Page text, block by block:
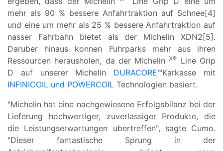
mehr als 90 % bessere Anfahrtraktion auf Schnee[4]
und eine um mehr als 25 % bessere Anfahrtraktion auf
nasser Fahrbahn bietet als der Michelin XDN2[5].
Daruber hinaus konnen Fuhrparks mehr aus ihren
Ressourcen herausholen, da der MichelinX® Line Grip
D auf unserer Michelin DURACORE™Karkasse mit
INFINICOIL und POWERCOIL Technologien basiert.
"Michelin hat eine nachgewiesene Erfolgsbilanz bei der
Lieferung hochwertiger, zuverlassiger Produkte, die
die Leistungserwartungen ubertreffen", sagte Cumo.
"Dieser fantastische Sprung in der